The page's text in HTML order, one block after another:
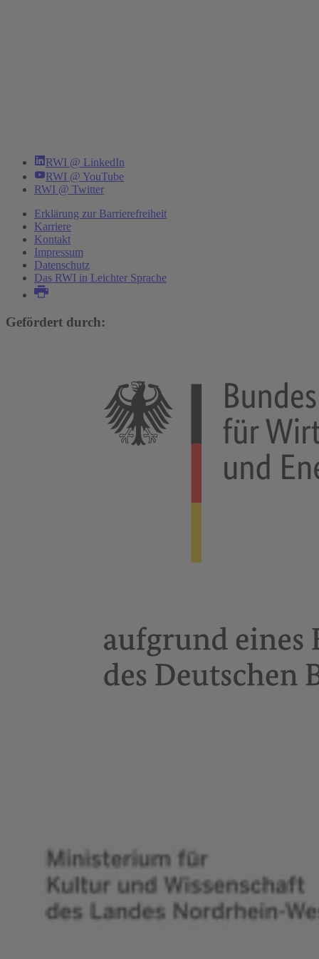
RWI @ LinkedIn
RWI @ YouTube
RWI @ Twitter
Erklärung zur Barrierefreiheit
Karriere
Kontakt
Impressum
Datenschutz
Das RWI in Leichter Sprache
Gefördert durch: